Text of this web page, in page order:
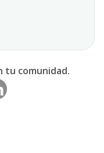
tu comunidad.